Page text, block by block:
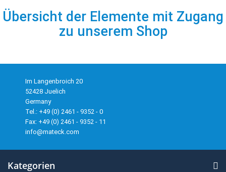
Übersicht der Elemente mit Zugang
zu unserem Shop
Im Langenbroich 20
52428 Juelich
Germany
Tel.: +49 (0) 2461 - 9352 - 0
Fax: +49 (0) 2461 - 9352 - 11
info@mateck.com
Kategorien